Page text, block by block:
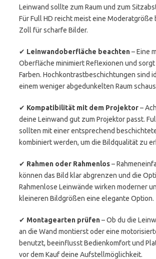
Leinwand sollte zum Raum und zum
Für Full HD reicht meist eine Moderatgröße
Zoll für scharfe Bilder.
✔ Leinwandoberfläche beachten– Eine
Oberfläche minimiert Reflexionen und
Farben. Hochkontrastbeschichtungen sind
einem weniger abgedunkelten Raum
✔ Kompatibilität mit dem Projektor–
deine Leinwand gut zum Projektor passt.
sollten mit einer entsprechend
kombiniert werden, um die Bildqualität zu
✔ Rahmen oder Rahmenlos–
können das Bild klar abgrenzen und die
Rahmenlose Leinwände wirken moderner
kleineren Bildgrößen eine elegante Option.
✔ Montagearten prüfen– Ob du die
an die Wand montierst oder eine
benutzt, beeinflusst Bedienkomfort und
vor dem Kauf deine Aufstellmöglichkeit.